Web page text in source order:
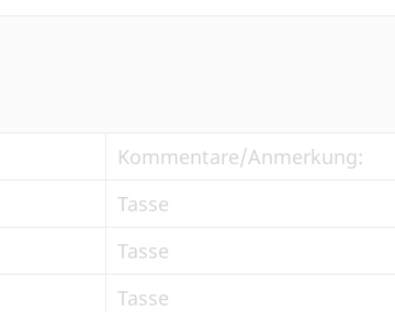
Kommentare/Anmerkung:
Tasse
Tasse
Tasse